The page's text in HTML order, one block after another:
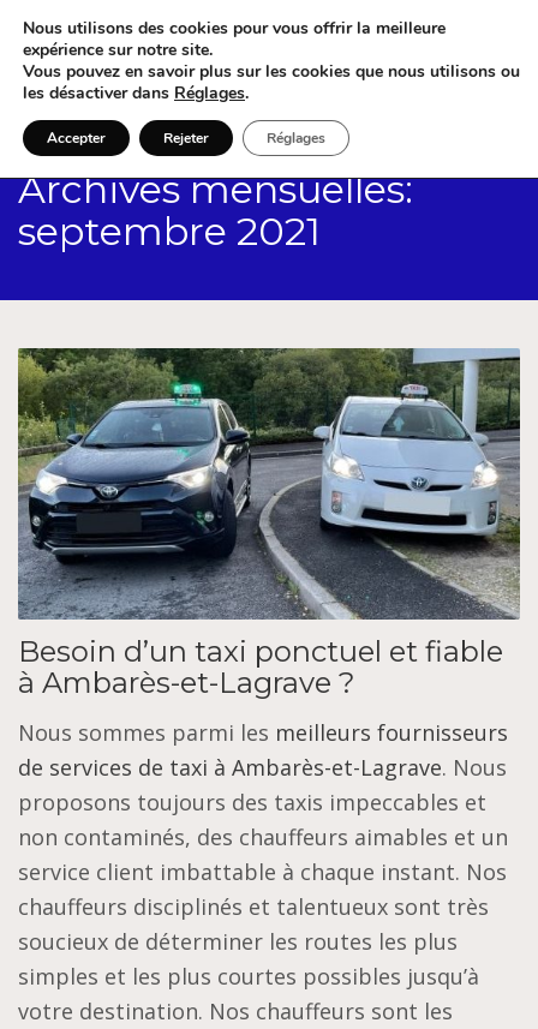
Archives mensuelles:
septembre 2021
Besoin d’un taxi ponctuel et fiable
à Ambarès-et-Lagrave ?
Nous sommes parmi les meilleurs fournisseurs
de services de taxi à Ambarès-et-Lagrave. Nous
proposons toujours des taxis impeccables et
non contaminés, des chauffeurs aimables et un
service client imbattable à chaque instant. Nos
chauffeurs disciplinés et talentueux sont très
soucieux de déterminer les routes les plus
simples et les plus courtes possibles jusqu’à
votre destination. Nos chauffeurs sont les
Nous utilisons des cookies pour vous offrir la meilleure
expérience sur notre site.
Vous pouvez en savoir plus sur les cookies que nous utilisons ou
les désactiver dans Réglages.
Accepter Rejeter Réglages